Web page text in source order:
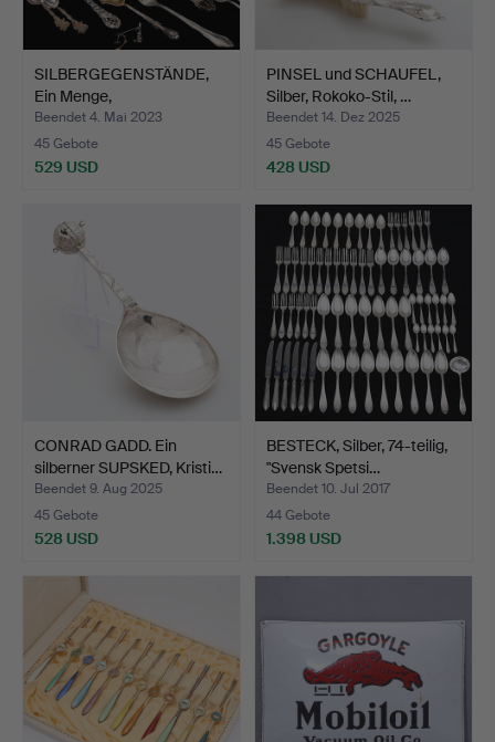
SILBERGEGENSTÄNDE,
Ein Menge,
Gesamtgewich…
Beendet 4. Mai 2023
45 Gebote
529 USD
PINSEL und SCHAUFEL,
Silber, Rokoko-Stil, …
Beendet 14. Dez 2025
45 Gebote
428 USD
CONRAD GADD. Ein
silberner SUPSKED, Kristi…
Beendet 9. Aug 2025
45 Gebote
528 USD
BESTECK, Silber, 74-teilig,
"Svensk Spetsi…
Beendet 10. Jul 2017
44 Gebote
1.398 USD